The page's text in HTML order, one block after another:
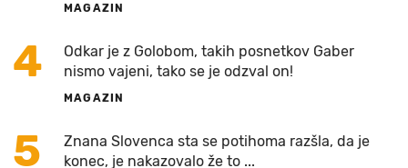
MAGAZIN
4
Odkar je z Golobom, takih posnetkov Gaber
nismo vajeni, tako se je odzval on!
MAGAZIN
5
Znana Slovenca sta se potihoma razšla, da je
konec, je nakazovalo že to ...